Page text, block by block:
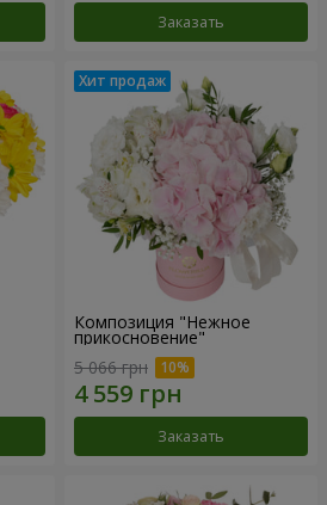
Заказать
Композиция "Нежное
прикосновение"
5 066 грн
Заказать